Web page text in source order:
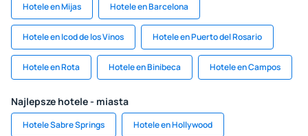
Hotele en Mijas Hotele en Barcelona
Hotele en Icod de los Vinos Hotele en Puerto del Rosario
Hotele en Rota Hotele en Binibeca Hotele en Campos
Najlepsze hotele - miasta
Hotele Sabre Springs Hotele en Hollywood